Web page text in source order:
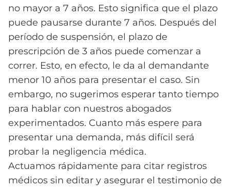
no mayor a 7 años. Esto significa que el plazo
puede pausarse durante 7 años. Después del
período de suspensión, el plazo de
prescripción de 3 años puede comenzar a
correr. Esto, en efecto, le da al demandante
menor 10 años para presentar el caso. Sin
embargo, no sugerimos esperar tanto tiempo
para hablar con nuestros abogados
experimentados. Cuanto más espere para
presentar una demanda, más difícil será
probar la negligencia médica.
Actuamos rápidamente para citar registros
médicos sin editar y asegurar el testimonio de